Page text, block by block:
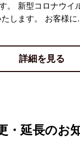
。 新型コロナウ
します。 お客様
詳細を見る
・延長のお